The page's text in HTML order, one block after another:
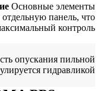
Основные элементы
панель, что
контроль
опускания пильной
гидравликой